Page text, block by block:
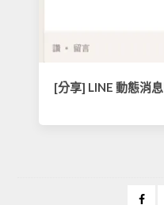
[分享] LINE 動態消